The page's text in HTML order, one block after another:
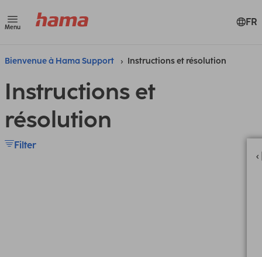
Menu FR
Bienvenue à Hama Support Instructions et résolution
Instructions et
résolution
Filter